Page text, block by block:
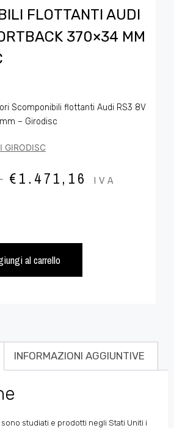
FLOTTANTI AUDI
370×34 MM
Scomponibili flottanti Audi RS3 8V
– Girodisc
GIRODISC
€1.471,16
IVA
al carrello
INFORMAZIONI AGGIUNTIVE
studiati e prodotti negli Stati Uniti i